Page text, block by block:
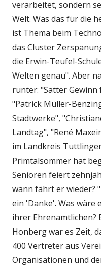
verarbeitet, sondern
Welt. Was das für die
ist Thema beim
das Cluster
die Erwin-Teufel-
Welten genau". Aber
runter: "Satter
"Patrick Müller-
Stadtwerke",
Landtag", "René
im Landkreis
Primtalsommer hat
Senioren feiert
wann fährt er wieder?
ein 'Danke'. Was wäre
ihrer Ehrenamtlichen?
Honberg war es Zeit,
400 Vertreter aus
Organisationen und